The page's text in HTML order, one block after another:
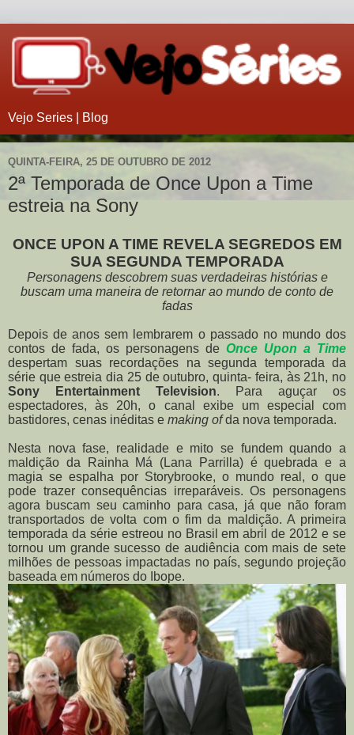
Vejo Series | Blog
QUINTA-FEIRA, 25 DE OUTUBRO DE 2012
2ª Temporada de Once Upon a Time
estreia na Sony
ONCE UPON A TIME REVELA SEGREDOS EM
SUA SEGUNDA TEMPORADA
Personagens descobrem suas verdadeiras histórias e
buscam uma maneira de retornar ao mundo de conto de
fadas
Depois de anos sem lembrarem o passado no mundo dos
contos de fada, os personagens de Once Upon a Time
despertam suas recordações na segunda temporada da
série que estreia dia 25 de outubro, quinta- feira, às 21h, no
Sony Entertainment Television. Para aguçar os
espectadores, às 20h, o canal exibe um especial com
bastidores, cenas inéditas e making ofda nova temporada.
Nesta nova fase, realidade e mito se fundem quando a
maldição da Rainha Má (Lana Parrilla) é quebrada e a
magia se espalha por Storybrooke, o mundo real, o que
pode trazer consequências irreparáveis. Os personagens
agora buscam seu caminho para casa, já que não foram
transportados de volta com o fim da maldição. A primeira
temporada da série estreou no Brasil em abril de 2012 e se
tornou um grande sucesso de audiência com mais de sete
milhões de pessoas impactadas no país, segundo projeção
baseada em números do Ibope.